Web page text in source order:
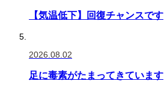
【気温低下】回復チャンスです
2026.08.02
足に毒素がたまってきています